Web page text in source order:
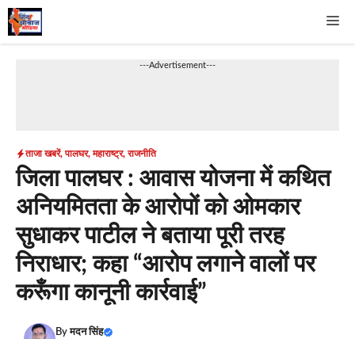
Skip
to
---Advertisement---
ताजा खबरें,पालघर,महाराष्ट्र,राजनीति
जिला पालघर : आवास योजना में कथित
अनियमितता के आरोपों को ओमकार
सुधाकर पाटील ने बताया पूरी तरह
निराधार; कहा “आरोप लगाने वालों पर
करूँगा कानूनी कार्रवाई”
Byमदन सिंह